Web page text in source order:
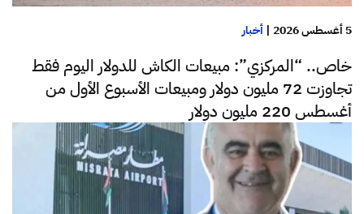
5 أغسطس 2026 | أخبار
خاص.. “المركزي”: مبيعات الكاش للدولار اليوم فقط
تجاوزت 72 مليون دولار ومبيعات الأسبوع الأول من
أغسطس 220 مليون دولار